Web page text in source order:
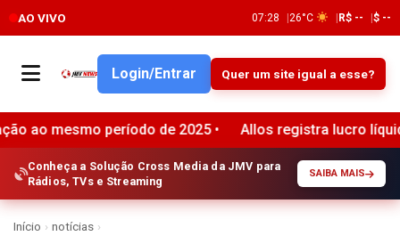
AO VIVO 07:28 26°C R$ -- $ --
Login/Entrar Quer um site igual a esse?
de 2025 • Allos registra lucro líquido de R$ 294
Conheça a Solução Cross Media da JMV para
Rádios, TVs e Streaming
SAIBA MAIS
Início › notícias ›